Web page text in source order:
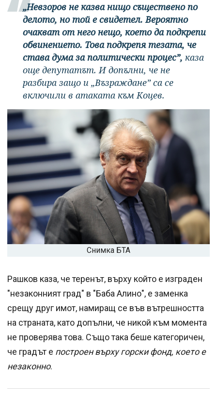
„Невзоров не казва нищо съществено по
делото, но той е свидетел. Вероятно
очакват от него нещо, което да подкрепи
обвинението. Това подкрепя тезата, че
става дума за политически процес”, каза
още депутатът. И допълни, че не
разбира защо и „Възраждане” са се
включили в атаката към Коцев.
Снимка БТА
Рашков каза, че теренът, върху който е изграден
"незаконният град" в "Баба Алино", е заменка
срещу друг имот, намиращ се във вътрешността
на страната, като допълни, че никой към момента
не проверява това. Също така беше категоричен,
че градът е построен върху горски фонд, което е
незаконно.